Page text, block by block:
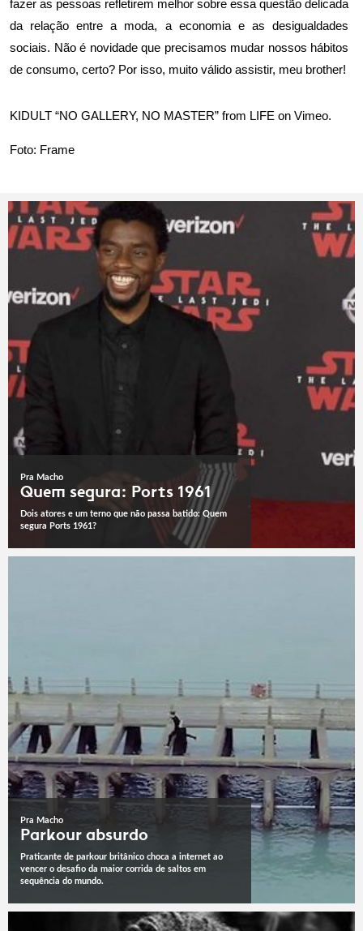
fazer as pessoas refletirem melhor sobre essa questão delicada
da relação entre a moda, a economia e as desigualdades
sociais. Não é novidade que precisamos mudar nossos hábitos
de consumo, certo? Por isso, muito válido assistir, meu brother!
KIDULT “NO GALLERY, NO MASTER” from LIFE on Vimeo.
Foto: Frame
Pra Macho
Quem segura: Ports 1961
Dois atores e um terno que não passa batido: Quem
segura Ports 1961?
Pra Macho
Parkour absurdo
Praticante de parkour britânico choca a internet ao
vencer o desafio da maior corrida de saltos em
sequência do mundo.